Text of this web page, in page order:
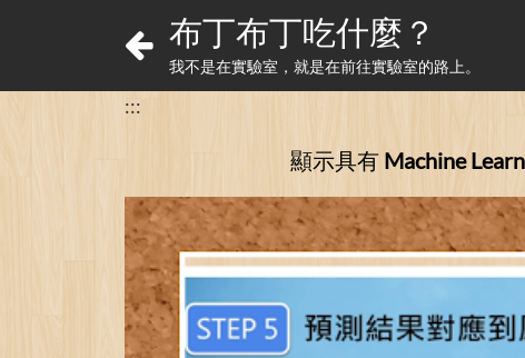
布丁布丁吃什麼？
我不是在實驗室，就是在前往實驗室的路上。
:::
顯示具有 Machine